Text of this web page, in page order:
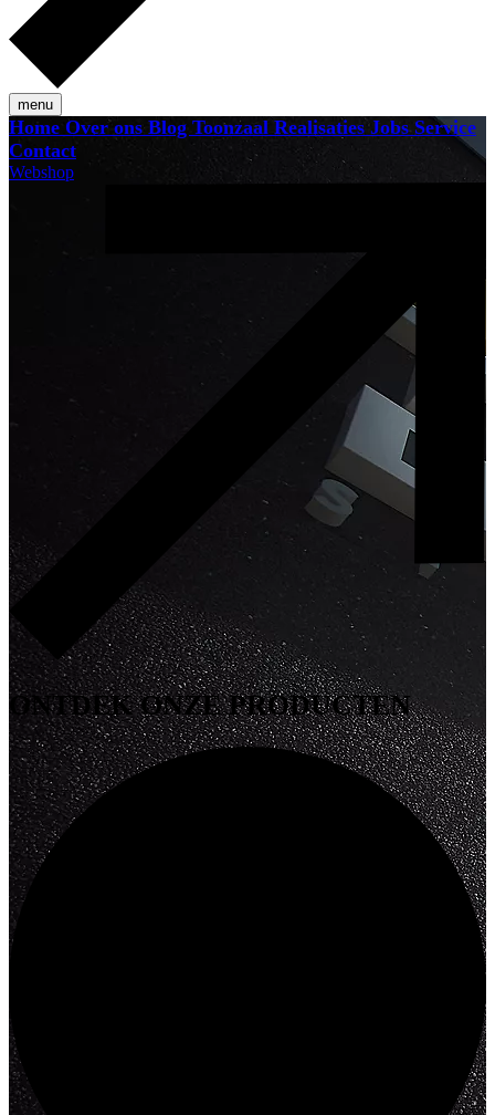
menu
Home Over onsBlog Toonzaal RealisatiesJobs Service
Contact
Webshop
ONTDEKONZE PRODUCTEN